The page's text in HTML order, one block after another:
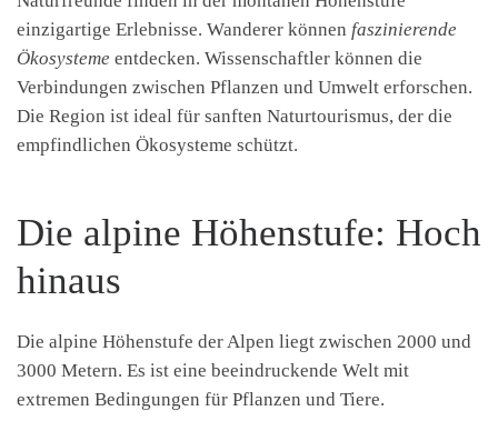
einzigartige Erlebnisse. Wanderer können faszinierende
Ökosysteme entdecken. Wissenschaftler können die
Verbindungen zwischen Pflanzen und Umwelt erforschen.
Die Region ist ideal für sanften Naturtourismus, der die
empfindlichen Ökosysteme schützt.
Die alpine Höhenstufe: Hoch
hinaus
Die alpine Höhenstufe der Alpen liegt zwischen 2000 und
3000 Metern. Es ist eine beeindruckende Welt mit
extremen Bedingungen für Pflanzen und Tiere.